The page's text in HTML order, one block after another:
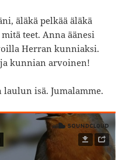
äläkä pelkää äläkä
teet. Anna äänesi
Herran kunniaksi.
kunnian arvoinen!
laulun isä. Jumalamme.